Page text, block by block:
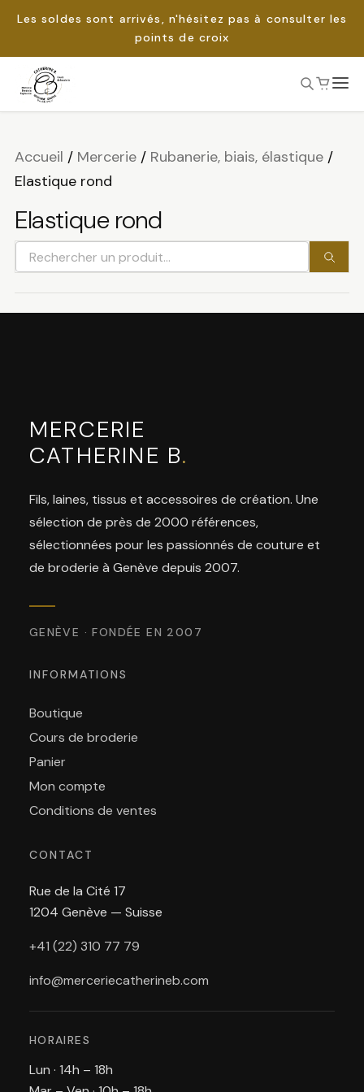
Les soldes sont arrivés, n'hésitez pas à consulter les
points de croix
Passer
Accueil / Mercerie/ Rubanerie, biais, élastique/
Elastique rond
Elastique rond
Rechercher
un
produit
MERCERIE
CATHERINE B.
Fils, laines, tissus et accessoires de création. Une
sélection de près de 2000 références,
sélectionnées pour les passionnés de couture et
de broderie à Genève depuis 2007.
GENÈVE · FONDÉE EN 2007
INFORMATIONS
Boutique
Cours de broderie
Panier
Mon compte
Conditions de ventes
CONTACT
Rue de la Cité 17
1204 Genève — Suisse
+41 (22) 310 77 79
info@merceriecatherineb.com
HORAIRES
Lun · 14h – 18h